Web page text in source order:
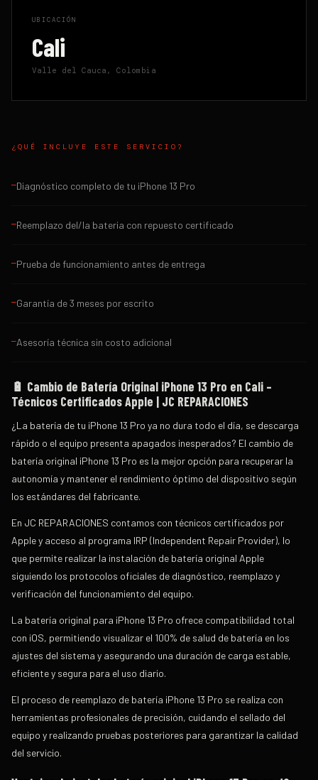
UBICACIÓN
Cali
Valle del Cauca, Colombia
¿QUÉ INCLUYE ESTE SERVICIO?
—Diagnóstico completo de tu iPhone 13 Pro
—Reemplazo del/la bateria con repuesto certificado
—Prueba de funcionamiento antes de entrega
—Garantía de 3 meses por escrito
—Asesoría técnica sin costo adicional
🔋 Cambio de Batería Original iPhone 13 Pro en Cali –
Técnicos Certificados Apple | JC REPARACIONES
¿La batería de tu iPhone 13 Pro ya no dura todo el día, se descarga
rápido o el equipo presenta apagados inesperados? El cambio de
batería original iPhone 13 Pro es la mejor opción para recuperar la
autonomía y mantener el rendimiento óptimo del dispositivo según
los estándares del fabricante.
En JC REPARACIONES contamos con técnicos certificados por
Appley acceso al programa IRP (Independent Repair Provider), lo
que permite realizar la instalación de batería original Apple
siguiendo los protocolos oficiales de diagnóstico, reemplazo y
verificación del funcionamiento del equipo.
La batería original para iPhone 13 Pro ofrece compatibilidad total
con iOS, permitiendo visualizar el 100% de salud de batería en los
ajustes del sistema y asegurando una duración de carga estable,
eficiente y segura para el uso diario.
El proceso de reemplazo de batería iPhone 13 Pro se realiza con
herramientas profesionales de precisión, cuidando el sellado del
equipo y realizando pruebas posteriores para garantizar la calidad
del servicio.